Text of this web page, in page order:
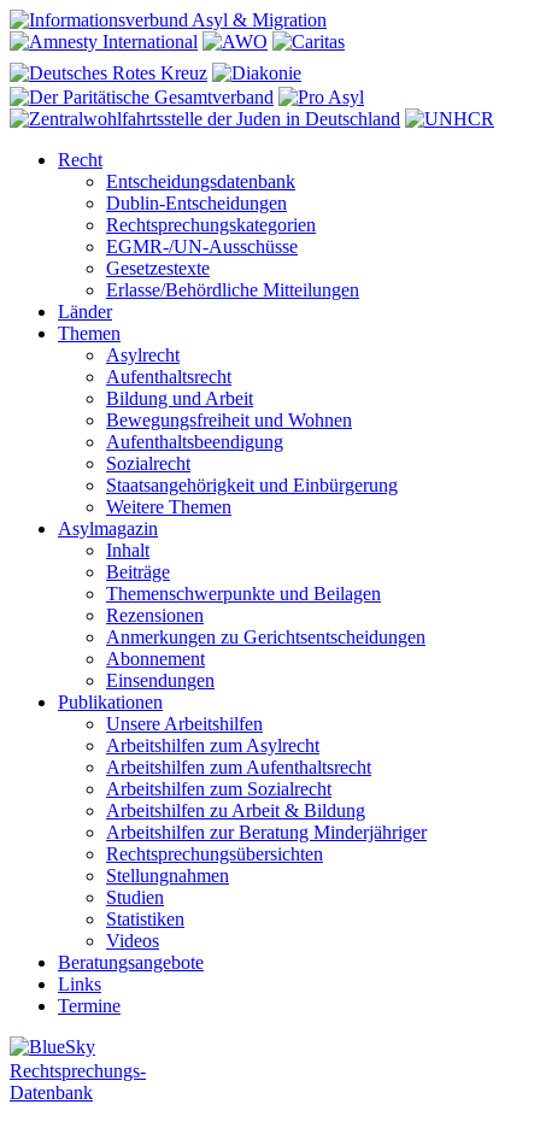
Recht
Entscheidungsdatenbank
Dublin-Entscheidungen
Rechtsprechungskategorien
EGMR-/UN-Ausschüsse
Gesetzestexte
Erlasse/Behördliche Mitteilungen
Länder
Themen
Asylrecht
Aufenthaltsrecht
Bildung und Arbeit
Bewegungsfreiheit und Wohnen
Aufenthaltsbeendigung
Sozialrecht
Staatsangehörigkeit und Einbürgerung
Weitere Themen
Asylmagazin
Inhalt
Beiträge
Themenschwerpunkte und Beilagen
Rezensionen
Anmerkungen zu Gerichtsentscheidungen
Abonnement
Einsendungen
Publikationen
Unsere Arbeitshilfen
Arbeitshilfen zum Asylrecht
Arbeitshilfen zum Aufenthaltsrecht
Arbeitshilfen zum Sozialrecht
Arbeitshilfen zu Arbeit & Bildung
Arbeitshilfen zur Beratung Minderjähriger
Rechtsprechungsübersichten
Stellungnahmen
Studien
Statistiken
Videos
Beratungsangebote
Links
Termine
Rechtsprechungs-
Datenbank